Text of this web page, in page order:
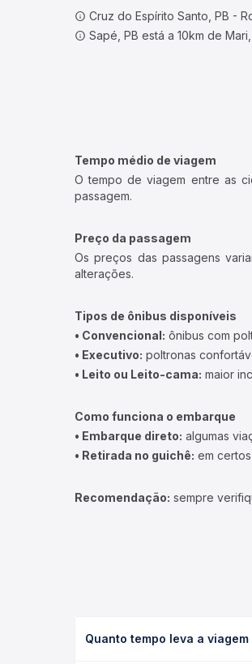
Cruz do Espírito Santo, PB -
Sapé, PB está a 10km de Mari,
Tempo médio de viagem
O tempo de viagem entre as
passagem.
Preço da passagem
Os preços das passagens
alterações.
Tipos de ônibus disponíveis
• Convencional: ônibus com
• Executivo: poltronas
• Leito ou Leito-cama: maior
Como funciona o embarque
• Embarque direto: algumas
• Retirada no guichê: em
Recomendação: sempre
Quanto tempo leva a